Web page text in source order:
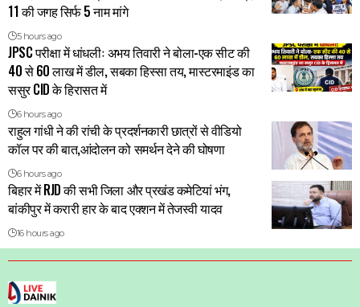
11 की जगह सिर्फ 5 नाम मांगे
5 hours ago
JPSC परीक्षा में धांधलीः अभय तिवारी ने बोला-एक सीट की
40 से 60 लाख में डील, सबका हिस्सा तय, मास्टरमाइंड का
ससुर CID के हिरासत में
6 hours ago
राहुल गांधी ने की रांची के प्रदर्शनकारी छात्रों से वीडियो
कॉल पर की बात,आंदोलन को समर्थन देने की घोषणा
6 hours ago
बिहार में RJD की सभी जिला और प्रखंड कमेटियां भंग,
बांकीपुर में करारी हार के बाद एक्शन में तेजस्वी यादव
16 hours ago